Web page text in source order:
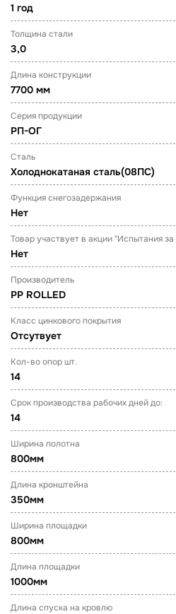
1 год
Толщина стали
3,0
Длина конструкции
7700 мм
Серия продукции
РП-ОГ
Сталь
Холоднокатаная сталь(08ПС)
Функция снегозадержания
Нет
Товар участвует в акции "Испытания за
Нет
Производитель
PP ROLLED
Класс цинкового покрытия
Отсутвует
Кол-во опор шт.
14
Срок производства рабочих дней до:
14
Ширина полотна
800мм
Длина кронштейна
350мм
Ширина площадки
800мм
Длина площадки
1000мм
Длина спуска на кровлю